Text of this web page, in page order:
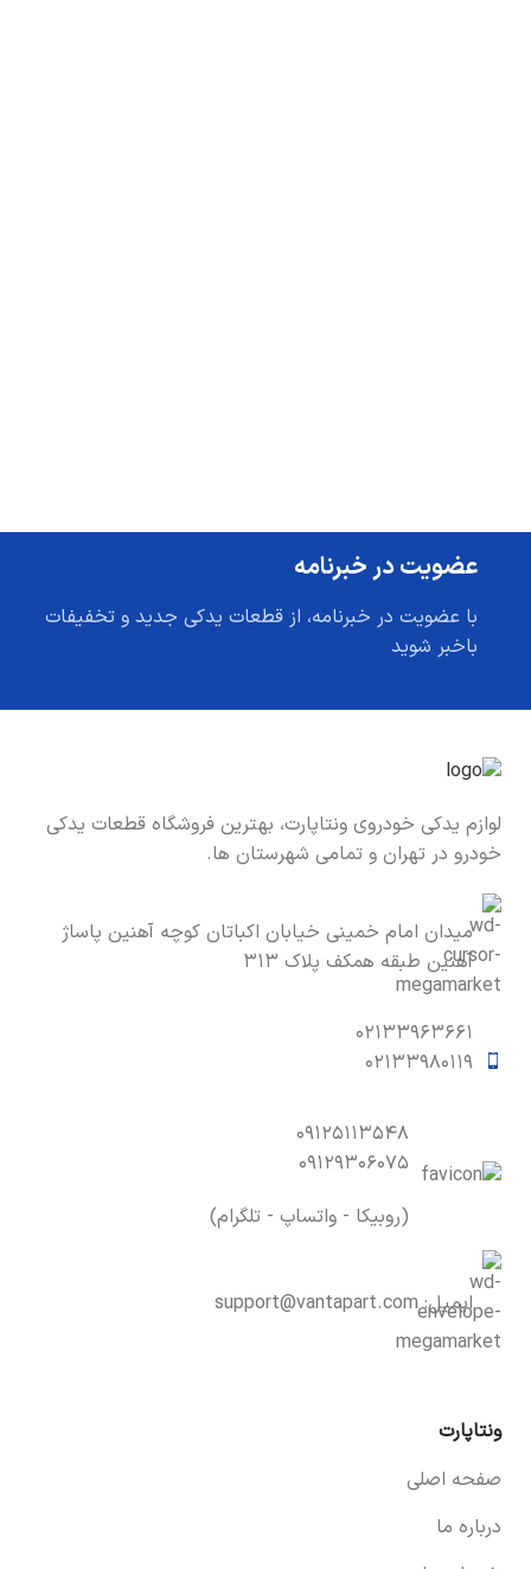
عضویت در خبرنامه
با عضویت در خبرنامه، از قطعات یدکی جدید و تخفیفات
باخبر شوید
لوازم یدکی خودروی ونتاپارت، بهترین فروشگاه قطعات یدکی
خودرو در تهران و تمامی شهرستان ها.
میدان امام خمینی خیابان اکباتان کوچه آهنین پاساژ
آهنین طبقه همکف پلاک ۳۱۳
۰۲۱۳۳۹۶۳۶۶۱
۰۲۱۳۳۹۸۰۱۱۹
۰۹۱۲۵۱۱۳۵۴۸
۰۹۱۲۹۳۰۶۰۷۵
(روبیکا - واتساپ - تلگرام)
ایمیل:support@vantapart.com
ونتاپارت
صفحه اصلی
درباره ما